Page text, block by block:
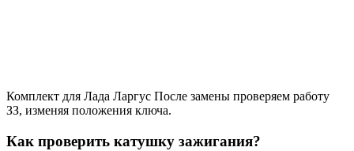
Комплект для Лада Ларгус После замены проверяем работу
ЗЗ, изменяя положения ключа.
Как проверить катушку зажигания?